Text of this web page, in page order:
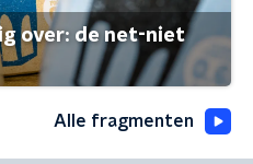
over: de net-niet
Alle fragmenten